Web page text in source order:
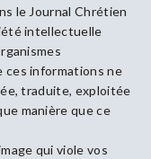
le Journal Chrétien
intellectuelle
ces informations ne
traduite, exploitée
manière que ce
qui viole vos